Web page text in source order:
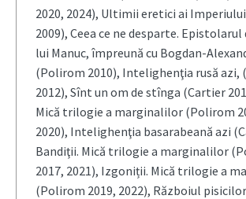
2020, 2024), Ultimii eretici ai
2009), Ceea ce ne desparte. Epistolarul
lui Manuc, împreună cu Bogdan-
(Polirom 2010), Intelighenţia rusă azi,
2012), Sînt un om de stînga (Cartier
Mică trilogie a marginalilor (Polirom
2020), Intelighenţia basarabeană azi
Bandiţii. Mică trilogie a marginalilor
2017, 2021), Izgoniții. Mică trilogie a
(Polirom 2019, 2022), Războiul